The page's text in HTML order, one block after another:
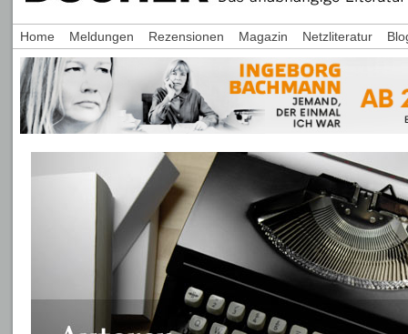
Home Meldungen Rezensionen Magazin Netzliteratur